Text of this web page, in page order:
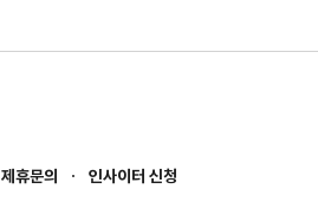
제휴문의
인사이터 신청